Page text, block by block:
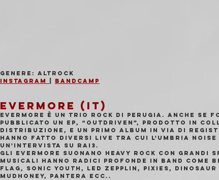
Genere: Altrock
Instagram
Bandcamp
EVERMORE (IT)
Evermore è un trio rock di Perugia. Anche se
pubblicato un EP, “Outdriven”, prodotto in
Distribuzione, e un primo album in via di
Hanno fatto diversi live tra cui l'Umbria
un'intervista su rai3.
Gli Evermore suonano heavy rock con grandi
musicali hanno radici profonde in band come
Flag, Sonic Youth, Led zepplin, Pixies,
Mudhoney, Pantera ecc..